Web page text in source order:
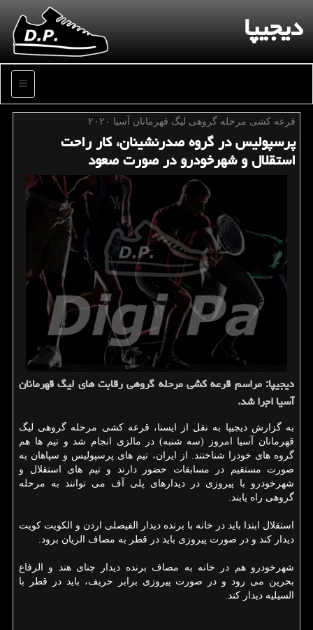
دیجیپا
منو
قرعه كشی مرحله گروهی لیگ قهرمانان آسیا ۲۰۲۰
پرسپولیس در گروه صدرنشینان، كار راحت
استقلال و شهرخودرو در صورت صعود
دیجیپا: مراسم قرعه كشی مرحله گروهی رقابت های لیگ قهرمانان
آسیا اجرا شد.
به گزارش دیجیپا به نقل از ایسنا، قرعه كشی مرحله گروهی لیگ
قهرمانان آسیا امروز (سه شنبه) در مالزی انجام شد و تیم ها هم
گروه های خودرا شناختند. از ایران، تیم های پرسپولیس و سپاهان به
صورت مستقیم در مسابقات حضور دارند و تیم های استقلال و
شهرخودرو با پیروزی در دیدارهای پلی آف می توانند به مرحله
گروهی راه یابند.
استقلال ابتدا باید در خانه با برنده دیدار الفیصلی اردن و الكویت كویت
دیدار كند و در صورت پیروزی باید در قطر به مصاف الریان برود.
شهرخودرو هم در خانه به مصاف برنده دیدار چنای هند و الرفاع
بحرین می رود و در صورت پیروزی برابر حریف، باید در قطر با
السیلیه دیدار كند.